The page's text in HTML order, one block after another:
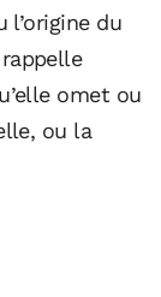
l’origine du
omet ou
ou la